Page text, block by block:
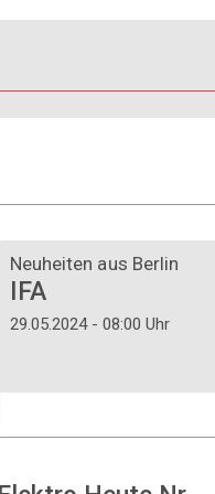
Neuheiten aus Berlin
IFA
29.05.2024 - 08:00 Uhr